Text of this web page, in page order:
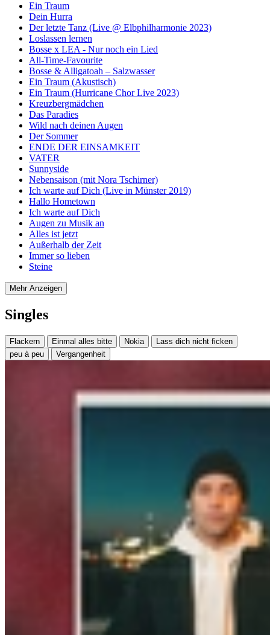
Ein Traum
Dein Hurra
Der letzte Tanz (Live @ Elbphilharmonie 2023)
Loslassen lernen
Bosse x LEA - Nur noch ein Lied
All-Time-Favourite
Bosse & Alligatoah – Salzwasser
Ein Traum (Akustisch)
Ein Traum (Hurricane Chor Live 2023)
Kreuzbergmädchen
Das Paradies
Wild nach deinen Augen
Der Sommer
ENDE DER EINSAMKEIT
VATER
Sunnyside
Nebensaison (mit Nora Tschirner)
Ich warte auf Dich (Live in Münster 2019)
Hallo Hometown
Ich warte auf Dich
Augen zu Musik an
Alles ist jetzt
Außerhalb der Zeit
Immer so lieben
Steine
Mehr Anzeigen
Singles
Flackern Einmal alles bitte Nokia
Lass dich nicht ficken
peu à peu
Vergangenheit